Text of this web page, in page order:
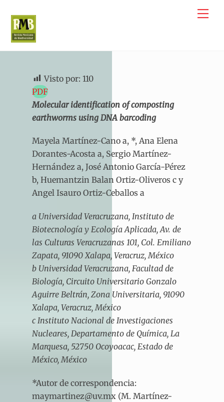
content
Visto por: 110
PDF
Molecular identification of composting
earthworms using DNA barcoding
Mayela Martínez-Cano a, *, Ana Elena
Dorantes-Acosta a, Sergio Martínez-
Hernández a, José Antonio García-Pérez
b, Huemantzin Balan Ortiz-Oliveros c y
Angel Isauro Ortiz-Ceballos a
a Universidad Veracruzana, Instituto de
Biotecnología y Ecología Aplicada, Av. de
las Culturas Veracruzanas 101, Col. Emiliano
Zapata, 91090 Xalapa, Veracruz, México
b Universidad Veracruzana, Facultad de
Biología, Circuito Universitario Gonzalo
Aguirre Beltrán, Zona Universitaria, 91090
Xalapa, Veracruz, México
c Instituto Nacional de Investigaciones
Nucleares, Departamento de Química, La
Marquesa, 52750 Ocoyoacac, Estado de
México, México
*Autor de correspondencia:
maymartinez@uv.mx (M. Martínez-